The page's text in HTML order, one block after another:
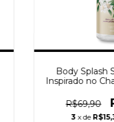
Body Splash
Inspirado no
R$69,90
3 x de